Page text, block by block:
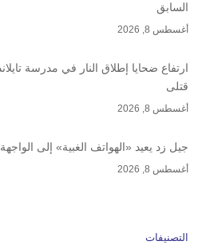
السابق
أغسطس 8, 2026
قتلى
أغسطس 8, 2026
جيل زد يعيد «الهواتف الغبية» إلى الواجهة
أغسطس 8, 2026
التصنيفات